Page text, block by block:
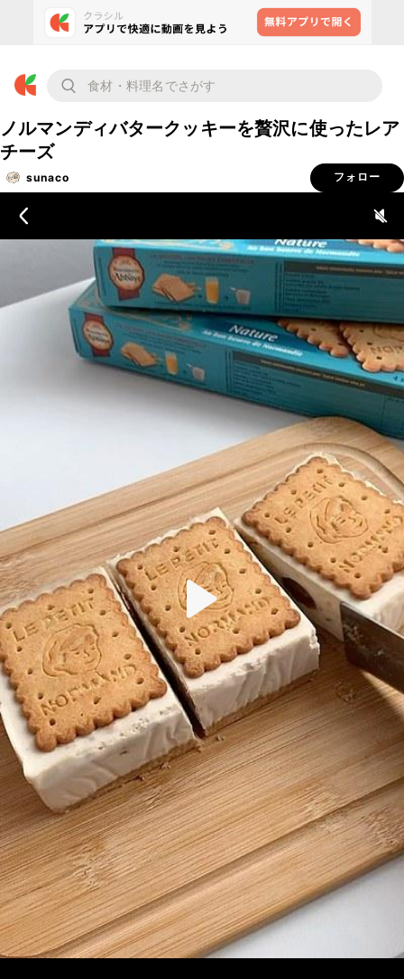
ノルマンディバタークッキーを贅沢に使ったレア
チーズ
sunaco フォロー